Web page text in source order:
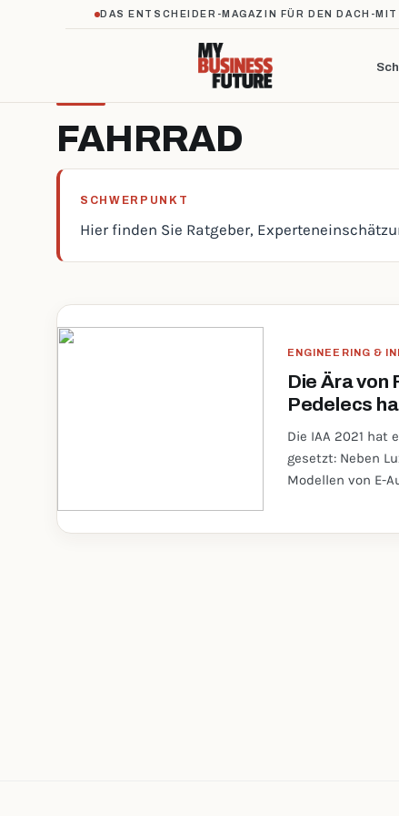
FAHRRAD
SCHWERPUNKT
Hier finden Sie Ratgeber,
ENGINEERING &
Die Ära von
Pedelecs
Die IAA 2021 hat
gesetzt: Neben
Modellen von E-
DAS ENTSCHEIDER-MAGAZIN FÜR DEN DACH-